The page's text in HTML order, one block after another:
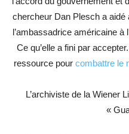
chercheur Dan Plesch a
l’ambassadrice américaine à
Ce qu’elle a fini par
ressource pour combattre le
L’archiviste de la Wiener
«